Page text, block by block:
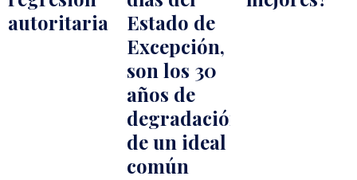
autoritaria
Estado de
Excepción,
son los 30
años de
degradación
de un ideal
común